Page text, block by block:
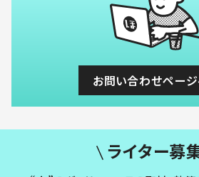
お問い合わせペー
ライター募集